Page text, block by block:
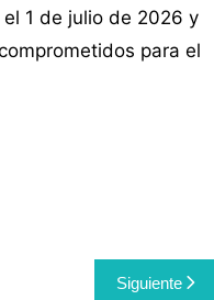
1 de julio de 2026 y
para el
Siguiente